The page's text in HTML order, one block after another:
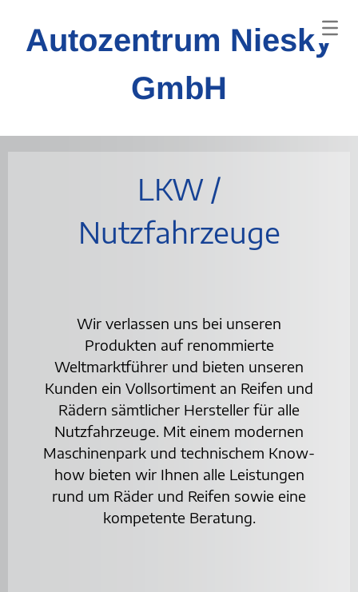
Autozentrum Niesky
GmbH
LKW /
Nutzfahrzeuge
Wir verlassen uns bei unseren
Produkten auf renommierte
Weltmarktführer und bieten unseren
Kunden ein Vollsortiment an Reifen und
Rädern sämtlicher Hersteller für alle
Nutzfahrzeuge. Mit einem modernen
Maschinenpark und technischem Know-
how bieten wir Ihnen alle Leistungen
rund um Räder und Reifen sowie eine
kompetente Beratung.